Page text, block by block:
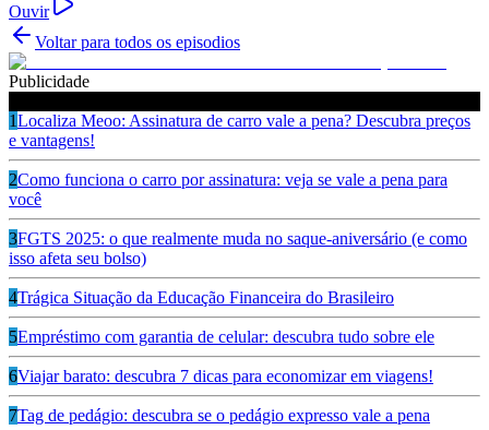
Ouvir
Voltar para todos os episodios
Publicidade
1Localiza Meoo: Assinatura de carro vale a pena? Descubra preços
e vantagens!
2Como funciona o carro por assinatura: veja se vale a pena para
você
3FGTS 2025: o que realmente muda no saque-aniversário (e como
isso afeta seu bolso)
4Trágica Situação da Educação Financeira do Brasileiro
5Empréstimo com garantia de celular: descubra tudo sobre ele
6Viajar barato: descubra 7 dicas para economizar em viagens!
7Tag de pedágio: descubra se o pedágio expresso vale a pena